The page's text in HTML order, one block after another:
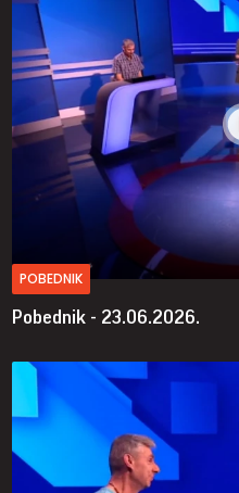
POBEDNIK
Pobednik - 23.06.2026.